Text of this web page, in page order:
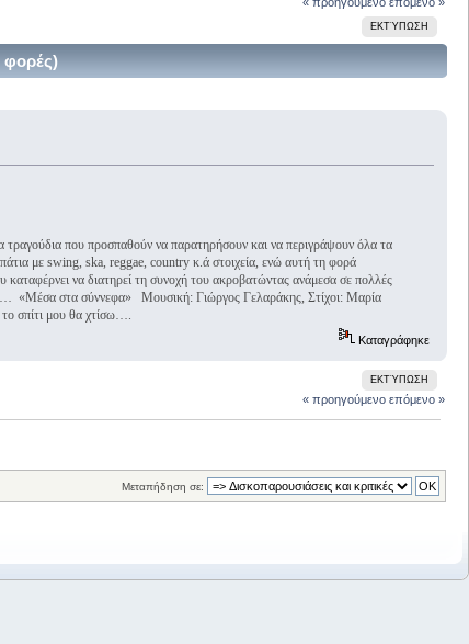
ΕΚΤΎΠΩΣΗ
φορές)
που προσπαθούν να παρατηρήσουν και να περιγράψουν όλα τα
με swing, ska, reggae, country κ.ά στοιχεία, ενώ αυτή τη φορά
να διατηρεί τη συνοχή του ακροβατώντας ανάμεσα σε πολλές
«Μέσα στα σύννεφα» Μουσική: Γιώργος Γελαράκης, Στίχοι: Μαρία
σπίτι μου θα χτίσω….
Καταγράφηκε
ΕΚΤΎΠΩΣΗ
« προηγούμενο επόμενο »
Μεταπήδηση σε: